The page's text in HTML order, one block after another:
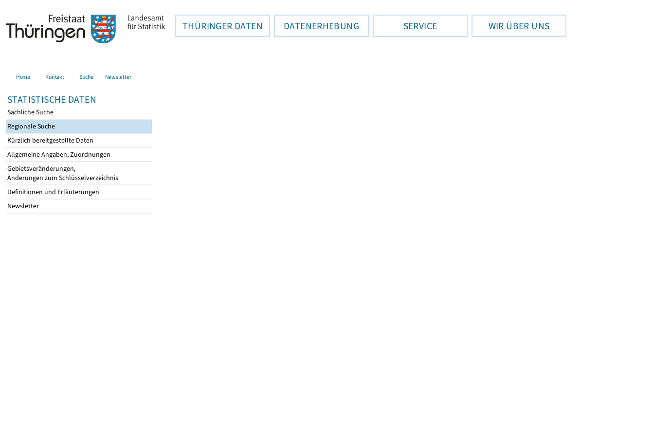
THÜRINGER DATEN DATENERHEBUNG SERVICE WIR ÜBER UNS
Home Kontakt Suche Newsletter
STATISTISCHE DATEN
Sachliche Suche
Regionale Suche
Kürzlich bereitgestellte Daten
Allgemeine Angaben, Zuordnungen
Gebietsveränderungen,
Änderungen zum Schlüsselverzeichnis
Definitionen und Erläuterungen
Newsletter